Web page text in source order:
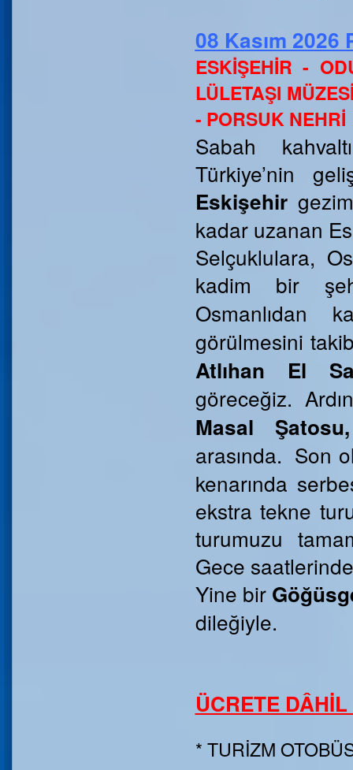
08 Kasım 2026
ESKİŞEHİR -
LÜLETAŞI
- PORSUK NEHRİ
Sabah
Türkiye’nin
Eskişehir
kadar uzanan
Selçuklulara,
kadim bir
Osmanlıdan
görülmesini
Atlıhan El
göreceğiz.
Masal
arasında. Son
kenarında
ekstra tekne
turumuzu
Gece
Yine bir
dileğiyle.
ÜCRETE
* TURİZM